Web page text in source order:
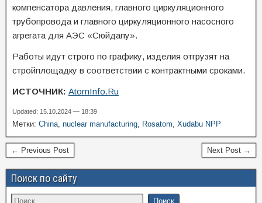
компенсатора давления, главного циркуляционного
трубопровода и главного циркуляционного насосного
агрегата для АЭС «Сюйдапу».
Работы идут строго по графику, изделия отгрузят на
стройплощадку в соответствии с контрактными сроками.
ИСТОЧНИК: AtomInfo.Ru
Updated: 15.10.2024 — 18:39
Метки: China, nuclear manufacturing, Rosatom, Xudabu NPP
← Previous Post Next Post →
Поиск по сайту